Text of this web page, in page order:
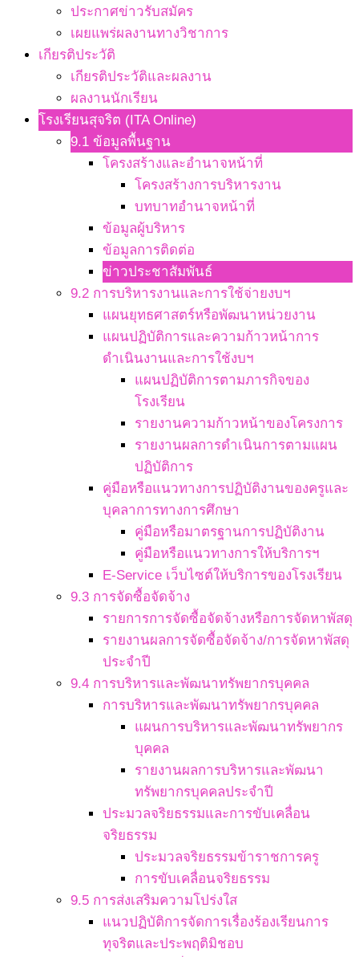
ประกาศข่าวรับสมัคร
เผยแพร่ผลงานทางวิชาการ
เกียรติประวัติ
เกียรติประวัติและผลงาน
ผลงานนักเรียน
โรงเรียนสุจริต (ITA Online)
9.1 ข้อมูลพื้นฐาน
โครงสร้างและอำนาจหน้าที่
โครงสร้างการบริหารงาน
บทบาทอำนาจหน้าที่
ข้อมูลผู้บริหาร
ข้อมูลการติดต่อ
ข่าวประชาสัมพันธ์
9.2 การบริหารงานและการใช้จ่ายงบฯ
แผนยุทธศาสตร์หรือพัฒนาหน่วยงาน
แผนปฏิบัติการและความก้าวหน้าการ
ดำเนินงานและการใช้งบฯ
แผนปฏิบัติการตามภารกิจของ
โรงเรียน
รายงานความก้าวหน้าของโครงการ
รายงานผลการดำเนินการตามแผน
ปฏิบัติการ
คู่มือหรือแนวทางการปฏิบัติงานของครูและ
บุคลาการทางการศึกษา
คู่มือหรือมาตรฐานการปฏิบัติงาน
คู่มือหรือแนวทางการให้บริการฯ
E-Service เว็บไซต์ให้บริการของโรงเรียน
9.3 การจัดซื้อจัดจ้าง
รายการการจัดซื้อจัดจ้างหรือการจัดหาพัสดุ
รายงานผลการจัดซื้อจัดจ้าง/การจัดหาพัสดุ
ประจำปี
9.4 การบริหารและพัฒนาทรัพยากรบุคคล
การบริหารและพัฒนาทรัพยากรบุคคล
แผนการบริหารและพัฒนาทรัพยากร
บุคคล
รายงานผลการบริหารและพัฒนา
ทรัพยากรบุคคลประจำปี
ประมวลจริยธรรมและการขับเคลื่อน
จริยธรรม
ประมวลจริยธรรมข้าราชการครู
การขับเคลื่อนจริยธรรม
9.5 การส่งเสริมความโปร่งใส
แนวปฏิบัติการจัดการเรื่องร้องเรียนการ
ทุจริตและประพฤติมิชอบ